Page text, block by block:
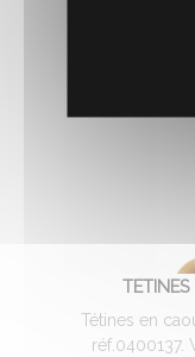
Tétines en
réf.0400137.